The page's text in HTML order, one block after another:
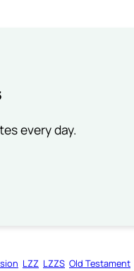
every day.
LZZ LZZS Old Testament